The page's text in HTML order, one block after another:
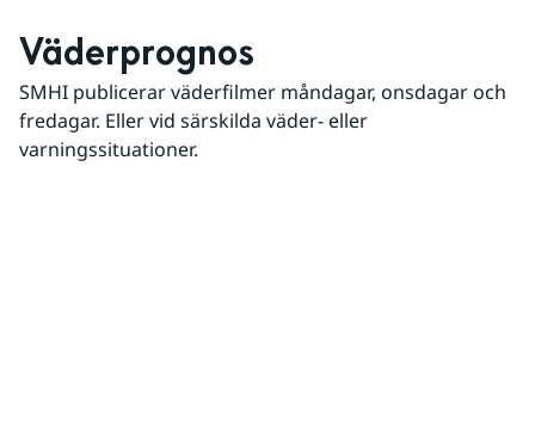
Väderprognos
SMHI publicerar väderfilmer måndagar, onsdagar och
fredagar. Eller vid särskilda väder- eller
varningssituationer.